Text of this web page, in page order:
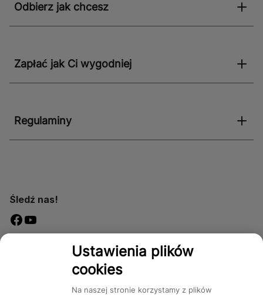
Odbierz jak chcesz
Zapłać jak Ci wygodniej
Regulaminy
Śledź nas!
DostępnośćUstawienia plików
cookies
Na naszej stronie korzystamy z plików